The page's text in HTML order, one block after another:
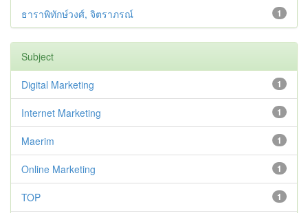
1
ธาราพิทักษ์วงศ์, จิตราภรณ์
Subject
1
Digital Marketing
1
Internet Marketing
1
Maerim
1
Online Marketing
1
TOP